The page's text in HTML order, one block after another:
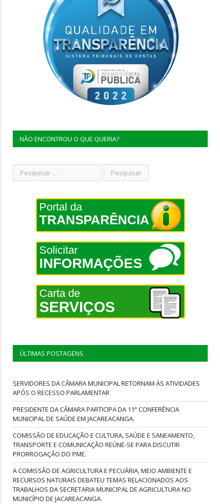
NÃO ENCONTROU O QUE QUERIA?
Portal da
TRANSPARÊNCIA
Solicitar
INFORMAÇÕES
Carta de
SERVIÇOS
ÚLTIMAS POSTAGENS
SERVIDORES DA CÂMARA MUNICIPAL RETORNAM ÀS ATIVIDADES
APÓS O RECESSO PARLAMENTAR
PRESIDENTE DA CÂMARA PARTICIPA DA 11ª CONFERÊNCIA
MUNICIPAL DE SAÚDE EM JACAREACANGA.
COMISSÃO DE EDUCAÇÃO E CULTURA, SAÚDE E SANEAMENTO,
TRANSPORTE E COMUNICAÇÃO REÚNE-SE PARA DISCUTIR
PRORROGAÇÃO DO PME.
A COMISSÃO DE AGRICULTURA E PECUÁRIA, MEIO AMBIENTE E
RECURSOS NATURAIS DEBATEU TEMAS RELACIONADOS AOS
TRABALHOS DA SECRETARIA MUNICIPAL DE AGRICULTURA NO
MUNICÍPIO DE JACAREACANGA.